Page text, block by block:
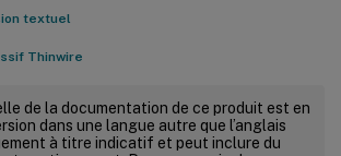
textuel
Thinwire
de la documentation de ce produit est en
dans une langue autre que l’anglais
à titre indicatif et peut inclure du